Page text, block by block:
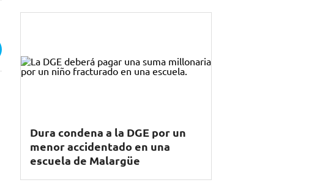
Dura condena a la DGE por un
menor accidentado en una
escuela de Malargüe